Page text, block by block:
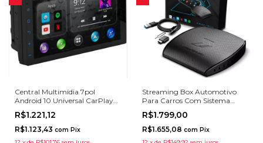
Central Multimídia 7pol
Android 10 Universal CarPlay
Android Auto Espelhamento
2GB 32GB
R$1.221,12
R$1.123,43 com Pix
Streaming Box Automotivo
Para Carros Com Sistema
Carplay
R$1.799,00
R$1.655,08 com Pix